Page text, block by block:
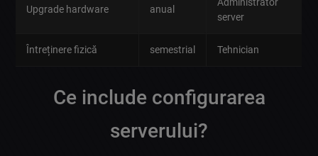
Upgrade hardware anual
server
Întreținere fizică semestrial Tehnician
Ce include configurarea
serverului?